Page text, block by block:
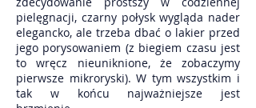
pielęgnacji, czarny połysk wygląda nader
elegancko, ale trzeba dbać o lakier przed
jego porysowaniem (z biegiem czasu jest
to wręcz nieuniknione, że zobaczymy
pierwsze mikroryski). W tym wszystkim i
tak w końcu najważniejsze jest